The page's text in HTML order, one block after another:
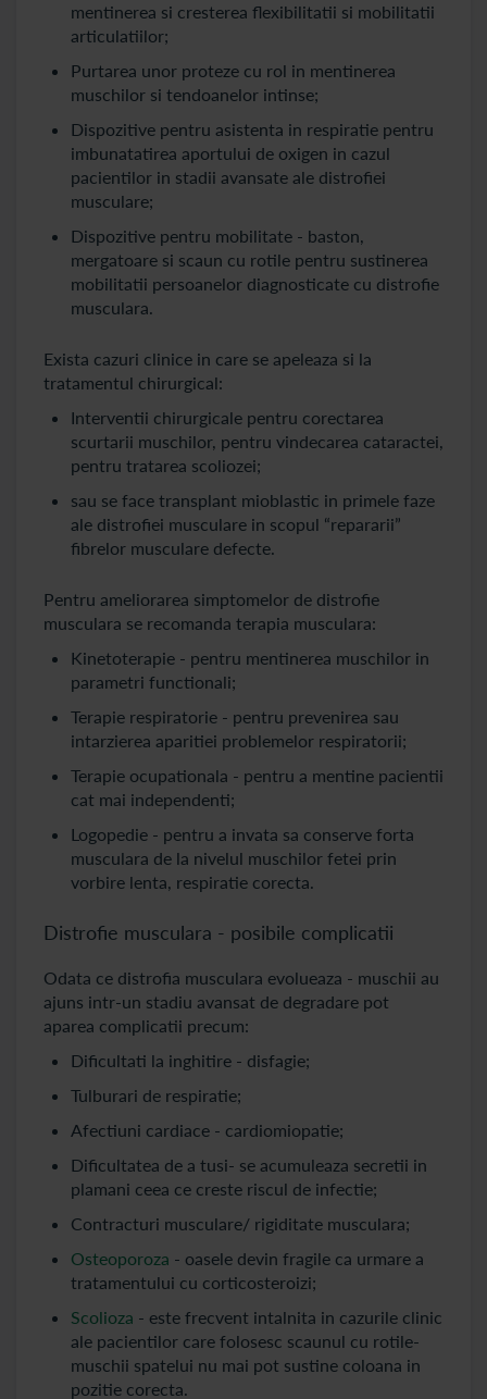
mentinerea si cresterea flexibilitatii si mobilitatii
articulatiilor;
Purtarea unor proteze cu rol in mentinerea
muschilor si tendoanelor intinse;
Dispozitive pentru asistenta in respiratie pentru
imbunatatirea aportului de oxigen in cazul
pacientilor in stadii avansate ale distrofiei
musculare;
Dispozitive pentru mobilitate - baston,
mergatoare si scaun cu rotile pentru sustinerea
mobilitatii persoanelor diagnosticate cu distrofie
musculara.
Exista cazuri clinice in care se apeleaza si la
tratamentul chirurgical:
Interventii chirurgicale pentru corectarea
scurtarii muschilor, pentru vindecarea cataractei,
pentru tratarea scoliozei;
sau se face transplant mioblastic in primele faze
ale distrofiei musculare in scopul “repararii”
fibrelor musculare defecte.
Pentru ameliorarea simptomelor de distrofie
musculara se recomanda terapia musculara:
Kinetoterapie - pentru mentinerea muschilor in
parametri functionali;
Terapie respiratorie - pentru prevenirea sau
intarzierea aparitiei problemelor respiratorii;
Terapie ocupationala - pentru a mentine pacientii
cat mai independenti;
Logopedie - pentru a invata sa conserve forta
musculara de la nivelul muschilor fetei prin
vorbire lenta, respiratie corecta.
Distrofie musculara - posibile complicatii
Odata ce distrofia musculara evolueaza - muschii au
ajuns intr-un stadiu avansat de degradare pot
aparea complicatii precum:
Dificultati la inghitire - disfagie;
Tulburari de respiratie;
Afectiuni cardiace - cardiomiopatie;
Dificultatea de a tusi- se acumuleaza secretii in
plamani ceea ce creste riscul de infectie;
Contracturi musculare/ rigiditate musculara;
Osteoporoza - oasele devin fragile ca urmare a
tratamentului cu corticosteroizi;
Scolioza - este frecvent intalnita in cazurile clinic
ale pacientilor care folosesc scaunul cu rotile-
muschii spatelui nu mai pot sustine coloana in
pozitie corecta.